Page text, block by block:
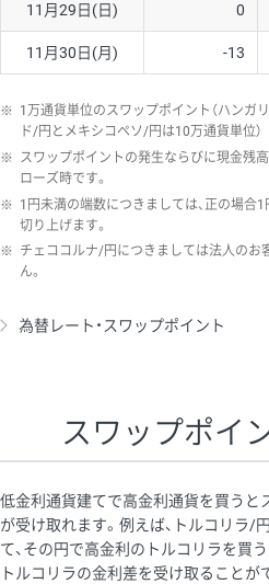
11月29日(日) 0
11月30日(月) -13
※ 1万通貨単位のスワップポイント（ハンガ
ド/円とメキシコペソ/円は10万通貨単位）
※ スワップポイントの発生ならびに現金残
ローズ時です。
※ 1円未満の端数につきましては、正の場合
切り上げます。
※ チェココルナ/円につきましては法人のお
ん。
為替レート・スワップポイント
スワップポイ
低金利通貨建てで高金利通貨を買うと
が受け取れます。例えば、トルコリラ/
て、その円で高金利のトルコリラを買
トルコリラの金利差を受け取ることが